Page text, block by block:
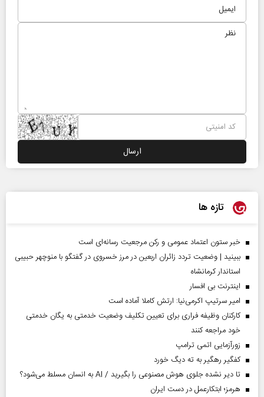
تازه ها
خبر ستون اعتماد عمومی و رکن مرجعیت رسانه‌ای است
ببینید | وضعیت تردد زائران اربعین در مرز خسروی در گفتگو با منوچهر حبیبی
استاندار کرمانشاه
اینترنت بی افسار
امیر سرتیپ اکرمی‌نیا: ارتش کاملا آماده است
کارکنان وظیفه فراری برای تعیین تکلیف وضعیت خدمتی به یگان خدمتی
خود مراجعه کنند
زورآزمایی اتمی ترامپ
کفگیر رهگیر به ته دیگ خورد
تا دیر نشده جلوی هوش مصنوعی را بگیرید / AI به انسان مسلط می‌شود؟
هرمز؛ ابتکارعمل در دست ایران